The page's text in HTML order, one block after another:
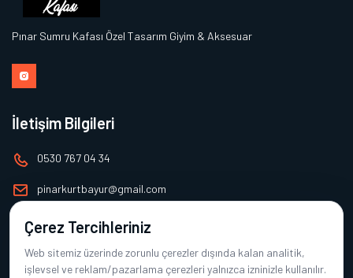
Pınar Sumru Kafası Özel Tasarım Giyim & Aksesuar
İletişim Bilgileri
0530 767 04 34
pinarkurtbayur@gmail.com
Alt Menü
Ana Sayfa
Çerez Tercihleriniz
Web sitemiz üzerinde zorunlu çerezler dışında kalan analitik,
işlevsel ve reklam/pazarlama çerezleri yalnızca izninizle kullanılır.